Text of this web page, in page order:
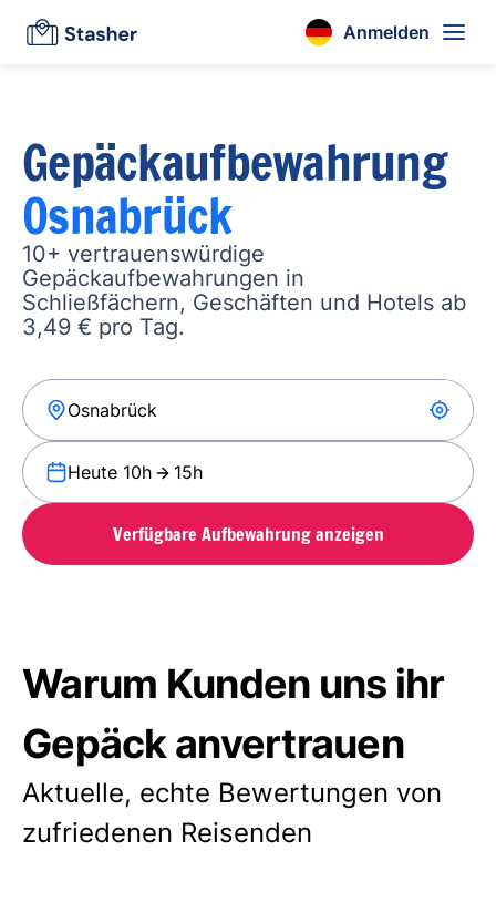
Anmelden
Gepäckaufbewahrung
Osnabrück
10+ vertrauenswürdige
Gepäckaufbewahrungen in
Schließfächern, Geschäften und Hotels ab
3,49 € pro Tag.
Heute 10h 15h
Verfügbare Aufbewahrung anzeigen
Warum Kunden uns ihr
Gepäck anvertrauen
Aktuelle, echte Bewertungen von
zufriedenen Reisenden